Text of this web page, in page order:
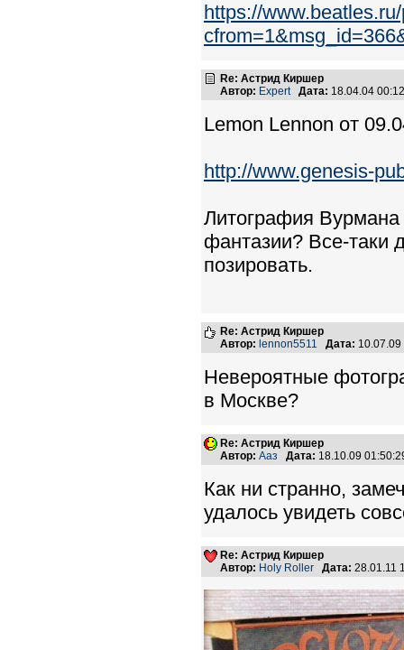
https://
Re: Астрид Киршер
Автор: Expert Дата: 18.04.04
Lemon Lennon от
http://www.genesis-
Литография Вурмана
фантазии? Все-таки
позировать.
Re: Астрид Киршер
Автор: lennon5511 Дата:
Невероятные
в Москве?
Re: Астрид Киршер
Автор: Ааз Дата: 18.10.09
Как ни странно,
удалось увидеть
Re: Астрид Киршер
Автор: Holy Roller Дата: 28.01.11